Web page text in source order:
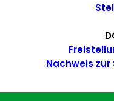
Nachweis
ZU DEN